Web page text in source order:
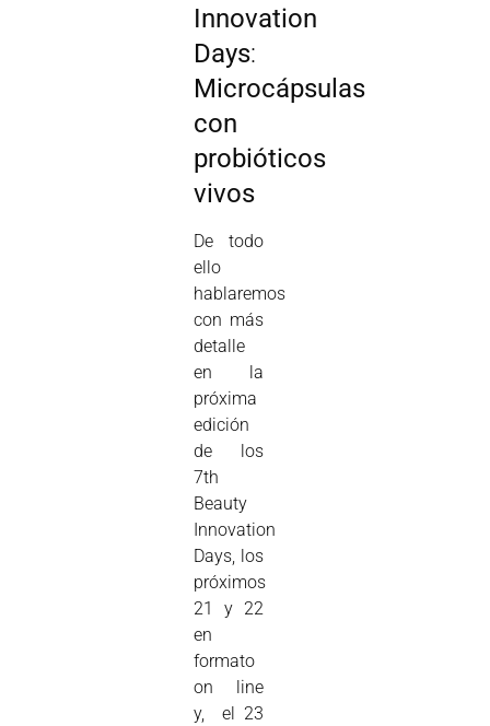
Innovation
Days:
Microcápsulas
con
probióticos
vivos
De todo
ello
hablaremos
con más
detalle
en la
próxima
edición
de los
7th
Beauty
Innovation
Days, los
próximos
21 y 22
en
formato
on line
y, el 23